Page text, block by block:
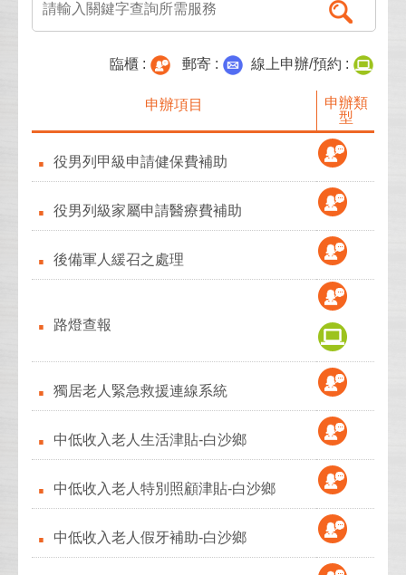
臨櫃 : 郵寄 : 線上申辦/預約 :
申辦項目
申辦類
型
役男列甲級申請健保費補助
役男列級家屬申請醫療費補助
後備軍人緩召之處理
路燈查報
獨居老人緊急救援連線系統
中低收入老人生活津貼-白沙鄉
中低收入老人特別照顧津貼-白沙鄉
中低收入老人假牙補助-白沙鄉